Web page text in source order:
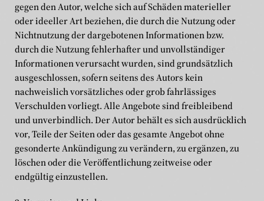
Home
Editorial Design
Corporate Design
Brand Communication
gegen den Autor, welche sich auf Schäden materieller
oder ideeller Art beziehen, die durch die Nutzung oder
Nichtnutzung der dargebotenen Informationen bzw.
durch die Nutzung fehlerhafter und unvollständiger
Informationen verursacht wurden, sind grundsätzlich
ausgeschlossen, sofern seitens des Autors kein
nachweislich vorsätzliches oder grob fahrlässiges
Verschulden vorliegt. Alle Angebote sind freibleibend
und unverbindlich. Der Autor behält es sich ausdrücklich
vor, Teile der Seiten oder das gesamte Angebot ohne
gesonderte Ankündigung zu verändern, zu ergänzen, zu
löschen oder die Veröffentlichung zeitweise oder
endgültig einzustellen.